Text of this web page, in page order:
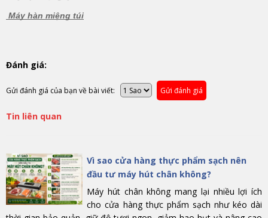
Máy hàn miệng túi
Đánh giá:
Gửi đánh giá của bạn về bài viết: Gửi đánh giá
Tin liên quan
Vì sao cửa hàng thực phẩm sạch nên
đầu tư máy hút chân không?
Máy hút chân không mang lại nhiều lợi ích
cho cửa hàng thực phẩm sạch như kéo dài